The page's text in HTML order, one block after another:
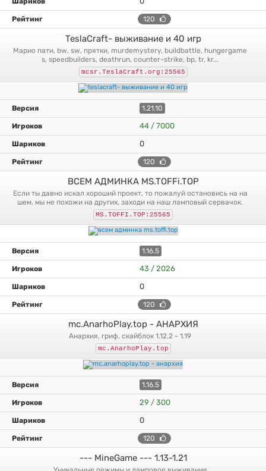
120
TeslaCraft- выживание и 40 игр
марио пати, bw, sw, прятки, murdemystery, buildbattle, hungergame
s, speedbuilders, deathrun, counter-strike, bp, tr, kr...
mcsr.TeslaCraft.org:25565
1.21.10
44 / 7000
0
120
ВСЕМ АДМИНКА MS.TOFFi.TOP
если ты давно искал хороший проект, то пожалуй остановись на на
шем. мы не похожи на других, заходи на наш ламповый сервачок.
MS.TOFFI.TOP:25565
1.16.5
43 / 2026
0
120
mc.AnarhoPlay.top - АНАРХИЯ
анархия, гриф, скайблок 1.12.2 - 1.19
mc.AnarhoPlay.top
1.16.5
29 / 300
0
120
--- MineGame --- 1.13-1.21